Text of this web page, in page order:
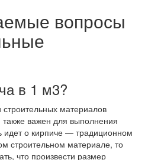
вопросы
в 1 м3?
материалов
также важен для выполнения
идет о кирпиче — традиционном
строительном материале, то
что произвести размер